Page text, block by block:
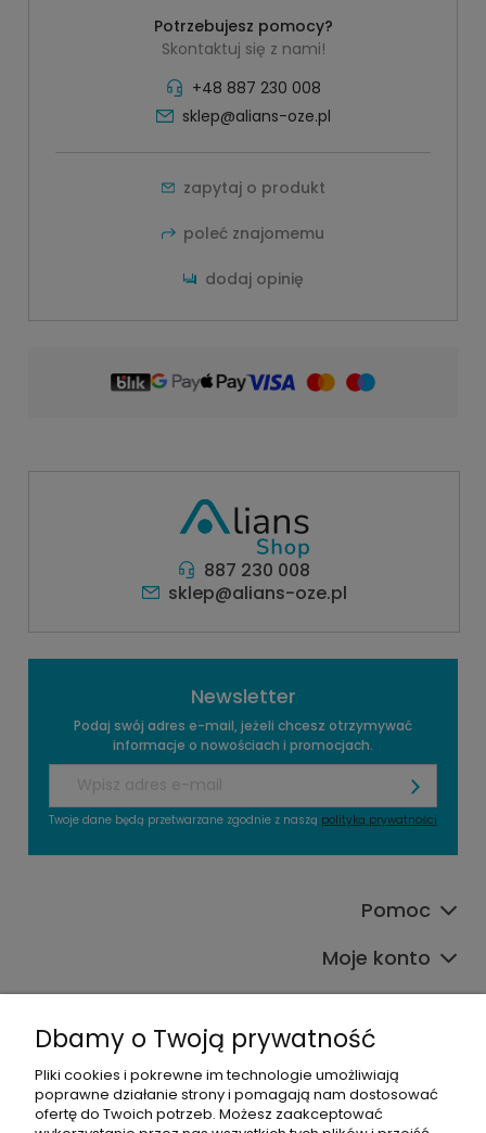
Potrzebujesz pomocy?
Skontaktuj się z nami!
+48 887 230 008
sklep@alians-oze.pl
zapytaj o produkt
poleć znajomemu
dodaj opinię
887 230 008
sklep@alians-oze.pl
Newsletter
Podaj swój adres e-mail, jeżeli chcesz otrzymywać
informacje o nowościach i promocjach.
Twoje dane będą przetwarzane zgodnie z naszą polityką prywatności
Pomoc
Moje konto
O nas
Kategorie produktowe
Dbamy o Twoją prywatność
Pliki cookies i pokrewne im technologie umożliwiają
poprawne działanie strony i pomagają nam dostosować
ofertę do Twoich potrzeb. Możesz zaakceptować